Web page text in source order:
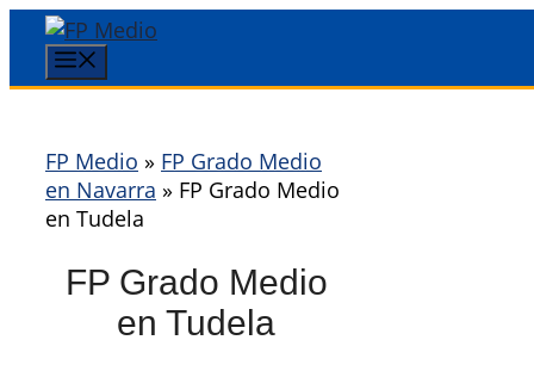
Saltar
contenido
FP Medio » FP Grado Medio
en Navarra » FP Grado Medio
en Tudela
FP Grado Medio
en Tudela